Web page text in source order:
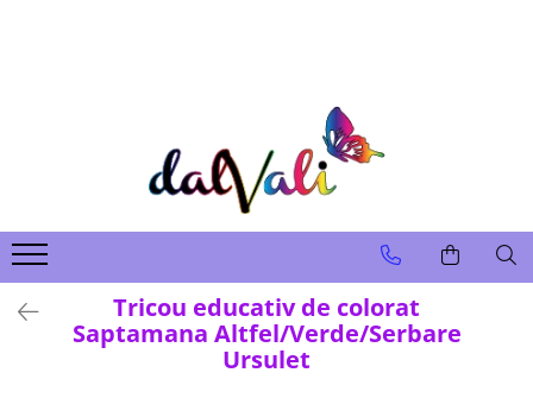
GENTI DE COLORAT
Tricou educativ de colorat
Saptamana Altfel/Verde/Serbare
Ursulet